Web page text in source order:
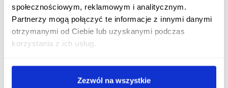
społecznościowym, reklamowym i analitycznym.
Partnerzy mogą połączyć te informacje z innymi danymi
otrzymanymi od Ciebie lub uzyskanymi podczas
korzystania z ich usług.
Zezwól na wszystkie
glikemii na czczo (średnio o 2,5-2,8 mmol/l). W
najbardziej spektakularny sposób wpływa na redukcję
masy ciała (w zależności od czasu terapii i dawki o 3,7-6
kg). Wykazuje również pozytywny wpływ na układ
powodu chorób sercowo-naczyniowych.